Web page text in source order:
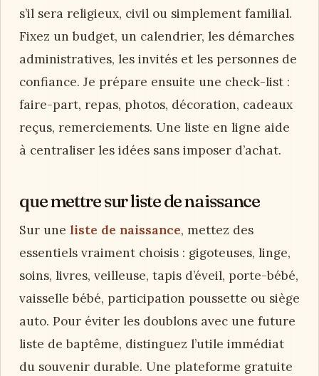
s’il sera religieux, civil ou simplement familial.
Fixez un budget, un calendrier, les démarches
administratives, les invités et les personnes de
confiance. Je prépare ensuite une check-list :
faire-part, repas, photos, décoration, cadeaux
reçus, remerciements. Une liste en ligne aide
à centraliser les idées sans imposer d’achat.
que mettre sur liste de naissance
Sur une liste de naissance, mettez des
essentiels vraiment choisis : gigoteuses, linge,
soins, livres, veilleuse, tapis d’éveil, porte-bébé,
vaisselle bébé, participation poussette ou siège
auto. Pour éviter les doublons avec une future
liste de baptême, distinguez l’utile immédiat
du souvenir durable. Une plateforme gratuite